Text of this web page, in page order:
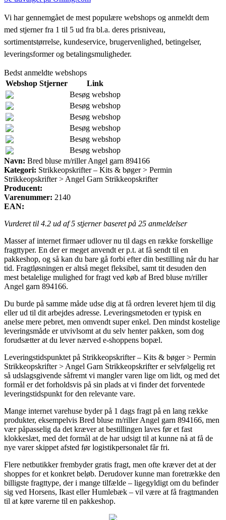
Vi har gennemgået de mest populære webshops og anmeldt dem
med stjerner fra 1 til 5 ud fra bl.a. deres prisniveau,
sortimentstørrelse, kundeservice, brugervenlighed, betingelser,
leveringsformer og betalingsmuligheder.
Bedst anmeldte webshops
Webshop Stjerner
Link
Besøg webshop
Besøg webshop
Besøg webshop
Besøg webshop
Besøg webshop
Besøg webshop
Navn: Bred bluse m/riller Angel garn 894166
Kategori: Strikkeopskrifter – Kits & bøger > Permin
Strikkeopskrifter > Angel Garn Strikkeopskrifter
Producent:
Varenummer: 2140
EAN:
Vurderet til 4.2 ud af 5 stjerner baseret på 25 anmeldelser
Masser af internet firmaer udlover nu til dags en række forskellige
fragttyper. En der er meget anvendt er p.t. at få sendt til en
pakkeshop, og så kan du bare gå forbi efter din bestilling når du har
tid. Fragtløsningen er altså meget fleksibel, samt tit desuden den
mest betalelige mulighed for fragt ved køb af Bred bluse m/riller
Angel garn 894166.
Du burde på samme måde udse dig at få ordren leveret hjem til dig
eller ud til dit arbejdes adresse. Leveringsmetoden er typisk en
anelse mere pebret, men omvendt super enkel. Den mindst kostelige
leveringsmåde er utvivlsomt at du selv henter pakken, som dog
forudsætter at du lever nærved e-shoppens bopæl.
Leveringstidspunktet på Strikkeopskrifter – Kits & bøger > Permin
Strikkeopskrifter > Angel Garn Strikkeopskrifter er selvfølgelig ret
så udslagsgivende såfremt vi mangler varen lige om lidt, og med det
formål er det forholdsvis på sin plads at vi finder det forventede
leveringstidspunkt for den relevante vare.
Mange internet varehuse byder på 1 dags fragt på en lang række
produkter, eksempelvis Bred bluse m/riller Angel garn 894166, men
vær påpasselig da det kræver at bestillingen laves før et fast
klokkeslæt, med det formål at de har udsigt til at kunne nå at få de
nye varer skippet afsted før logistikpersonalet får fri.
Flere netbutikker frembyder gratis fragt, men ofte kræver det at der
shoppes for et konkret beløb. Derudover kunne man foretrække den
billigste fragttype, der i mange tilfælde – ligegyldigt om du befinder
sig ved Horsens, Ikast eller Humlebæk – vil være at få fragtmanden
til at køre varerne til en pakkeshop.